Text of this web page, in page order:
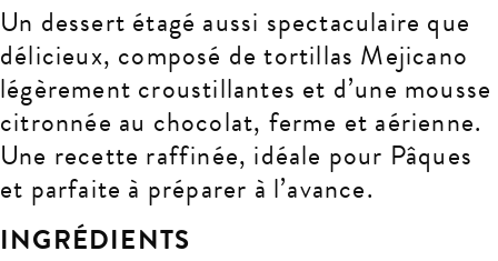
Un dessert étagé aussi spectaculaire que
délicieux, composé de tortillas Mejicano
légèrement croustillantes et d’une mousse
citronnée au chocolat, ferme et aérienne.
Une recette raffinée, idéale pour Pâques
et parfaite à préparer à l’avance.
INGRÉDIENTS